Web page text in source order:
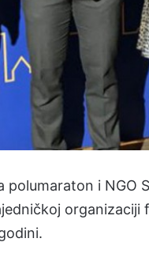
polumaraton i
organizaciji